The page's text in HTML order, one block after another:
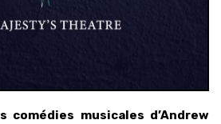
comédies musicales d’Andrew